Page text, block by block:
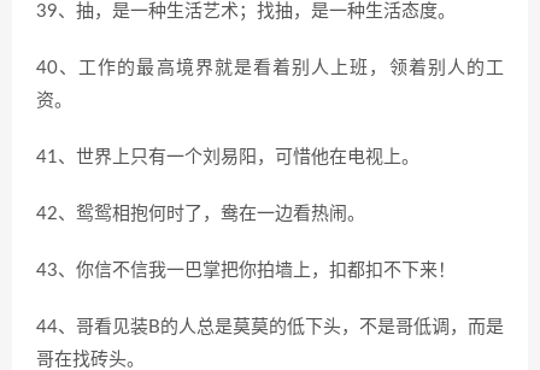
39、抽，是一种生活艺术；找抽，是一种生活态度。
40、工作的最高境界就是看着别人上班，领着别人的工
资。
41、世界上只有一个刘易阳，可惜他在电视上。
42、鸳鸳相抱何时了，鸯在一边看热闹。
43、你信不信我一巴掌把你拍墙上，扣都扣不下来！
44、哥看见装B的人总是莫莫的低下头，不是哥低调，而是
哥在找砖头。